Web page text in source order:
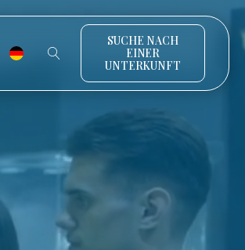
SUCHE NACH
EINER
UNTERKUNFT